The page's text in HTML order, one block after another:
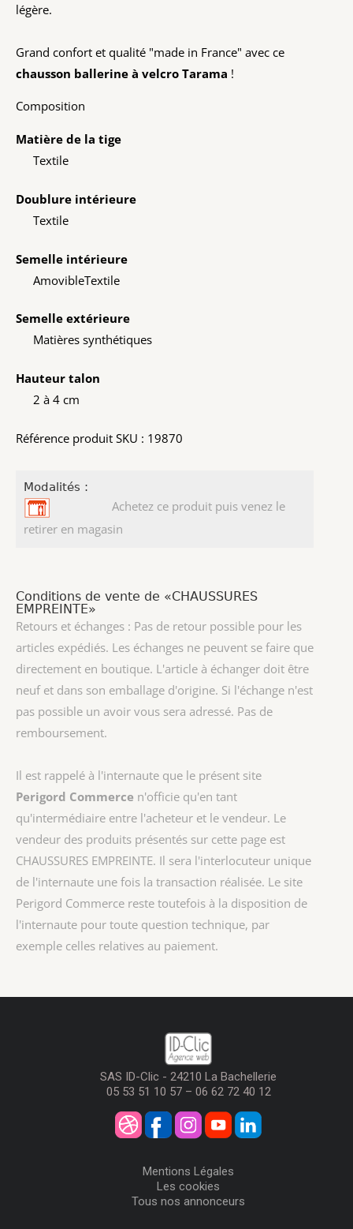
légère.
Grand confort et qualité "made in France" avec ce
chausson ballerine à velcro Tarama !
Composition
Matière de la tige
Textile
Doublure intérieure
Textile
Semelle intérieure
AmovibleTextile
Semelle extérieure
Matières synthétiques
Hauteur talon
2 à 4 cm
Référence produit SKU : 19870
Modalités :
Achetez ce produit puis venez le
retirer en magasin
Conditions de vente de «CHAUSSURES
EMPREINTE»
Retours et échanges : Pas de retour possible pour les
articles expédiés. Les échanges ne peuvent se faire que
directement en boutique. L'article à échanger doit être
neuf et dans son emballage d'origine. Si l'échange n'est
pas possible un avoir vous sera adressé. Pas de
remboursement.
Il est rappelé à l'internaute que le présent site
Perigord Commerce n'officie qu'en tant
qu'intermédiaire entre l'acheteur et le vendeur. Le
vendeur des produits présentés sur cette page est
CHAUSSURES EMPREINTE. Il sera l'interlocuteur unique
de l'internaute une fois la transaction réalisée. Le site
Perigord Commerce reste toutefois à la disposition de
l'internaute pour toute question technique, par
exemple celles relatives au paiement.
SAS ID-Clic - 24210 La Bachellerie
05 53 51 10 57 – 06 62 72 40 12
Mentions Légales
Les cookies
Tous nos annonceurs